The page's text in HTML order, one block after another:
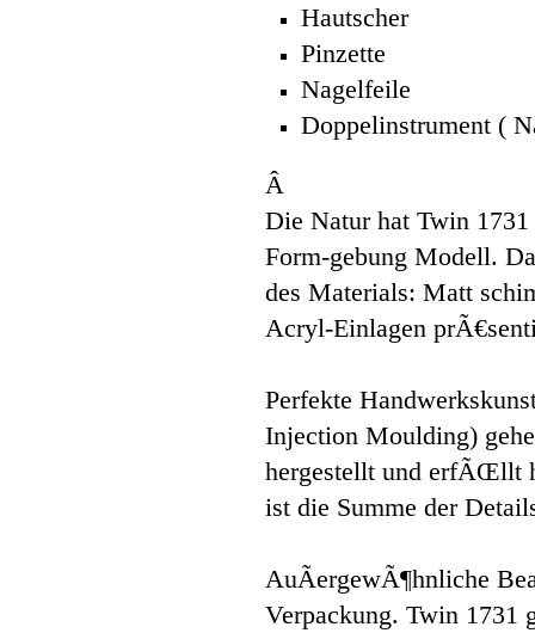
Hautscher
Pinzette
Nagelfeile
Doppelinstrument (
Â
Die Natur hat Twin
Form-gebung Modell.
des Materials: Matt
Acryl-Einlagen
Perfekte
Injection Moulding)
hergestellt und erfÃŒllt
ist die Summe der
AuÃergewÃ¶hnliche
Verpackung. Twin 1731